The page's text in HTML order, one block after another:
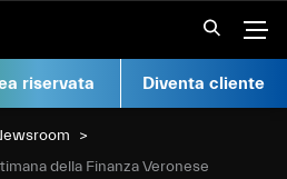
riservata Diventa cliente
della Finanza Veronese